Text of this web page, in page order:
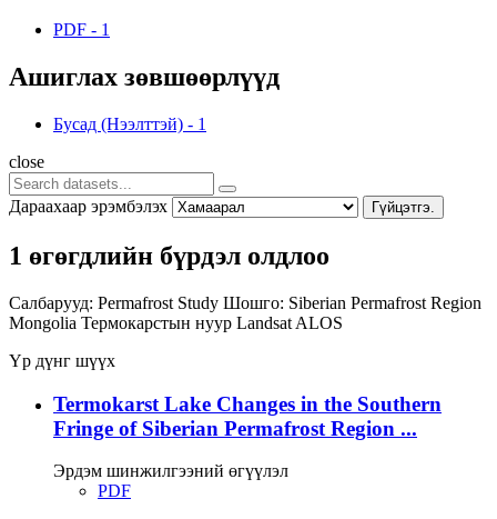
PDF - 1
Ашиглах зөвшөөрлүүд
Бусад (Нээлттэй) - 1
close
Дараахаар эрэмбэлэх Гүйцэтгэ.
1 өгөгдлийн бүрдэл олдлоо
Салбарууд: Permafrost Study Шошго: Siberian Permafrost Region
Mongolia Термокарстын нуур Landsat ALOS
Үр дүнг шүүх
Termokarst Lake Changes in the Southern
Fringe of Siberian Permafrost Region ...
Эрдэм шинжилгээний өгүүлэл
PDF